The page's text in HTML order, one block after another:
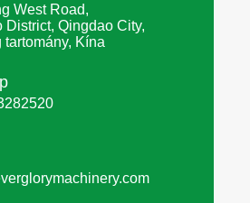
West Road,
District, Qingdao City,
tartomány, Kína